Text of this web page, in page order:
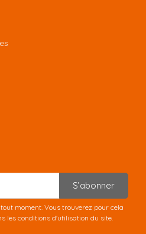
S’abonner
moment. Vous trouverez pour cela
les conditions d'utilisation du site.